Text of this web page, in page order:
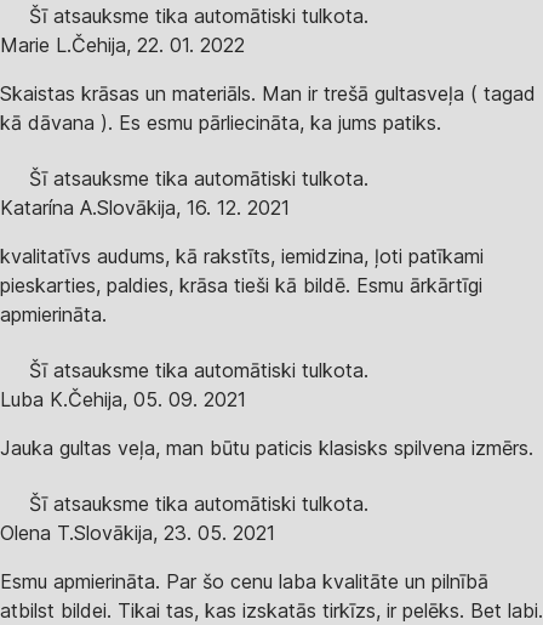
Šī atsauksme tika automātiski tulkota.
Marie L.Čehija, 22. 01. 2022
Skaistas krāsas un materiāls. Man ir trešā gultasveļa ( tagad
kā dāvana ). Es esmu pārliecināta, ka jums patiks.
Šī atsauksme tika automātiski tulkota.
Katarína A.Slovākija, 16. 12. 2021
kvalitatīvs audums, kā rakstīts, iemidzina, ļoti patīkami
pieskarties, paldies, krāsa tieši kā bildē. Esmu ārkārtīgi
apmierināta.
Šī atsauksme tika automātiski tulkota.
Luba K.Čehija, 05. 09. 2021
Jauka gultas veļa, man būtu paticis klasisks spilvena izmērs.
Šī atsauksme tika automātiski tulkota.
Olena T.Slovākija, 23. 05. 2021
Esmu apmierināta. Par šo cenu laba kvalitāte un pilnībā
atbilst bildei. Tikai tas, kas izskatās tirkīzs, ir pelēks. Bet labi.